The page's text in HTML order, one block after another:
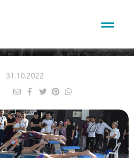
31.10.2022